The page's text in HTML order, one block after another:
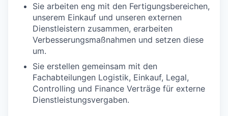
Sie arbeiten eng mit den Fertigungsbereichen,
unserem Einkauf und unseren externen
Dienstleistern zusammen, erarbeiten
Verbesserungsmaßnahmen und setzen diese
um.
Sie erstellen gemeinsam mit den
Fachabteilungen Logistik, Einkauf, Legal,
Controlling und Finance Verträge für externe
Dienstleistungsvergaben.